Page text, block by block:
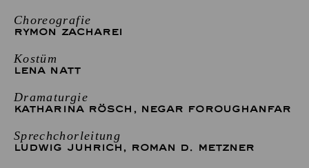
Choreografie
RYMON ZACHAREI
Kostüm
LENA NATT
Dramaturgie
KATHARINA RÖSCH , NEGAR FOROUGHANFAR
Sprechchorleitung
LUDWIG JUHRICH , ROMAN D. METZNER